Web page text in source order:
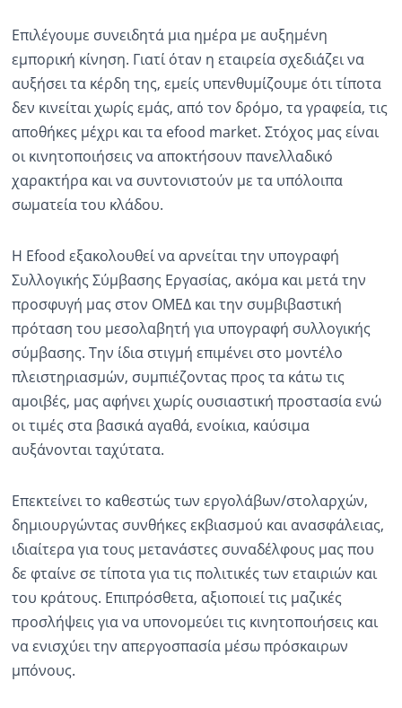
Επιλέγουμε συνειδητά μια ημέρα με αυξημένη
εμπορική κίνηση. Γιατί όταν η εταιρεία σχεδιάζει να
αυξήσει τα κέρδη της, εμείς υπενθυμίζουμε ότι τίποτα
δεν κινείται χωρίς εμάς, από τον δρόμο, τα γραφεία, τις
αποθήκες μέχρι και τα efood market. Στόχος μας είναι
οι κινητοποιήσεις να αποκτήσουν πανελλαδικό
χαρακτήρα και να συντονιστούν με τα υπόλοιπα
σωματεία του κλάδου.
Η Efood εξακολουθεί να αρνείται την υπογραφή
Συλλογικής Σύμβασης Εργασίας, ακόμα και μετά την
προσφυγή μας στον ΟΜΕΔ και την συμβιβαστική
πρόταση του μεσολαβητή για υπογραφή συλλογικής
σύμβασης. Την ίδια στιγμή επιμένει στο μοντέλο
πλειστηριασμών, συμπιέζοντας προς τα κάτω τις
αμοιβές, μας αφήνει χωρίς ουσιαστική προστασία ενώ
οι τιμές στα βασικά αγαθά, ενοίκια, καύσιμα
αυξάνονται ταχύτατα.
Επεκτείνει το καθεστώς των εργολάβων/στολαρχών,
δημιουργώντας συνθήκες εκβιασμού και ανασφάλειας,
ιδιαίτερα για τους μετανάστες συναδέλφους μας που
δε φταίνε σε τίποτα για τις πολιτικές των εταιριών και
του κράτους. Επιπρόσθετα, αξιοποιεί τις μαζικές
προσλήψεις για να υπονομεύει τις κινητοποιήσεις και
να ενισχύει την απεργοσπασία μέσω πρόσκαιρων
μπόνους.